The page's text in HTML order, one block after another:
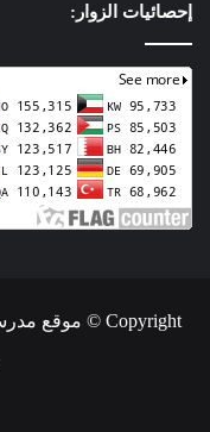
إحصائيات الزوار: